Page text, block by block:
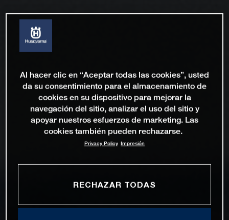
Al hacer clic en “Aceptar todas las cookies”, usted
da su consentimiento para el almacenamiento de
cookies en su dispositivo para mejorar la
navegación del sitio, analizar el uso del sitio y
apoyar nuestros esfuerzos de marketing. Las
cookies también pueden rechazarse.
Privacy Policy Impresión
RECHAZAR TODAS